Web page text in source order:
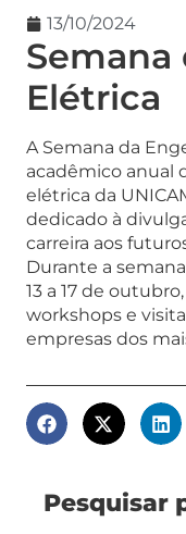
13/10/2024
Semana
Elétrica
A Semana da
acadêmico anual
elétrica da
dedicado à
carreira aos
Durante a
13 a 17 de
workshops e
empresas dos
Pesquisar